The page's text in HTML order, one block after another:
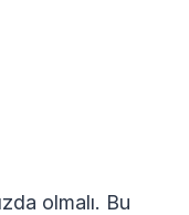
olmalı. Bu